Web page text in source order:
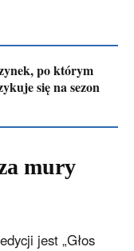
po którym
się na sezon
mury
jest „Głos